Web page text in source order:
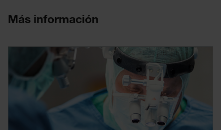
Más información